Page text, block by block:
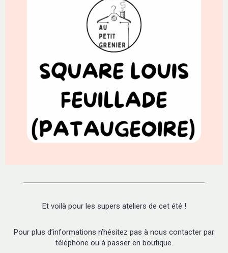
Et voilà pour les supers ateliers de cet été !
Pour plus d’informations n’hésitez pas à nous contacter par
téléphone ou à passer en boutique.